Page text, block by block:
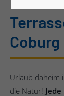
Coburg
Urlaub daheim
die Natur!